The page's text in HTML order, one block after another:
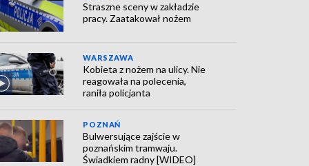
Straszne sceny w zakładzie
pracy. Zaatakował nożem
WARSZAWA
Kobieta z nożem na ulicy. Nie
reagowała na polecenia,
raniła policjanta
POZNAŃ
Bulwersujące zajście w
poznańskim tramwaju.
Świadkiem radny [WIDEO]